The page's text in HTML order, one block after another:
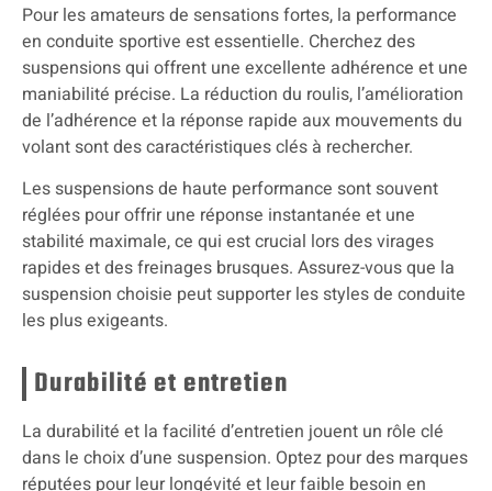
Pour les amateurs de sensations fortes, la performance
en conduite sportive est essentielle. Cherchez des
suspensions qui offrent une excellente adhérence et une
maniabilité précise. La réduction du roulis, l’amélioration
de l’adhérence et la réponse rapide aux mouvements du
volant sont des caractéristiques clés à rechercher.
Les suspensions de haute performance sont souvent
réglées pour offrir une réponse instantanée et une
stabilité maximale, ce qui est crucial lors des virages
rapides et des freinages brusques. Assurez-vous que la
suspension choisie peut supporter les styles de conduite
les plus exigeants.
Durabilité et entretien
La durabilité et la facilité d’entretien jouent un rôle clé
dans le choix d’une suspension. Optez pour des marques
réputées pour leur longévité et leur faible besoin en